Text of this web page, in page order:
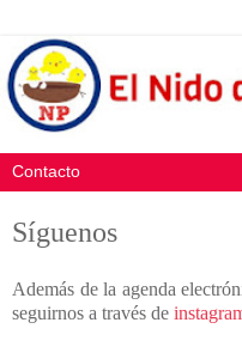
Síguenos
Además de la agenda
seguirnos a través de